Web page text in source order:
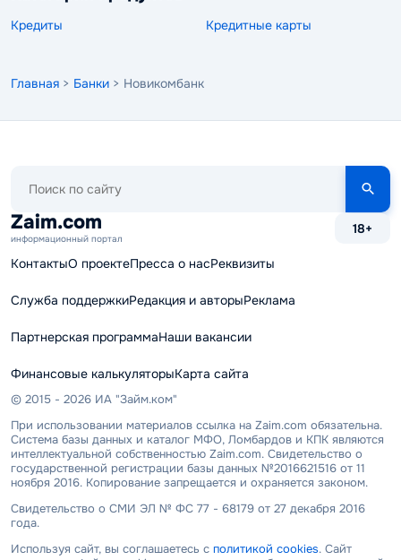
Кредиты Кредитные карты
Главная > Банки > Новикомбанк
сайту
Zaim.com
информационный портал
18+
КонтактыО проектеПресса о насРеквизиты
Служба поддержкиРедакция и авторыРеклама
Партнерская программаНаши вакансии
Финансовые калькуляторыКарта сайта
© 2015 - 2026 ИА "Займ.ком"
При использовании материалов ссылка на Zaim.com обязательна.
Система базы данных и каталог МФО, Ломбардов и КПК являются
интеллектуальной собственностью Zaim.com. Свидетельство о
государственной регистрации базы данных №2016621516 от 11
ноября 2016. Копирование запрещается и охраняется законом.
Свидетельство о СМИ ЭЛ № ФС 77 - 68179 от 27 декабря 2016
года.
Используя сайт, вы соглашаетесь с политикой cookies. Сайт